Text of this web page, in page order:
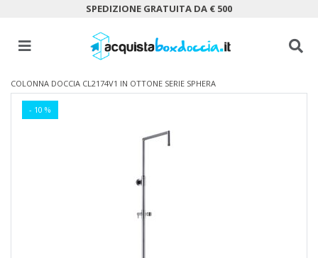
SPEDIZIONE GRATUITA DA € 500
COLONNA DOCCIA CL2174V1 IN OTTONE SERIE SPHERA
- 10 %